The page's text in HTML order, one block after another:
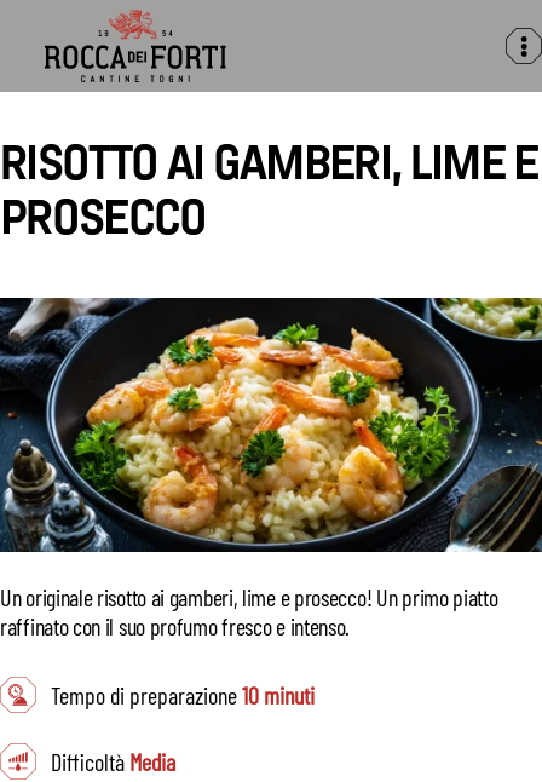
Rocca
Forti
RISOTTO AI GAMBERI, LIME E
PROSECCO
Un originale risotto ai gamberi, lime e prosecco! Un primo piatto
raffinato con il suo profumo fresco e intenso.
Tempo di preparazione10 minuti
Difficoltà Media